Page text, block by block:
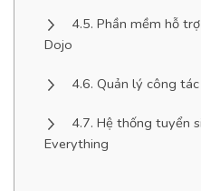
Phần mềm hỗ
Dojo
Quản lý công
Hệ thống tuyển
Everything